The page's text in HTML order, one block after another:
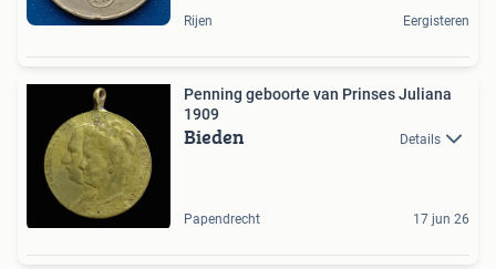
Rijen Eergisteren
Penning geboorte van Prinses Juliana
1909
Bieden Details
Papendrecht 17 jun 26